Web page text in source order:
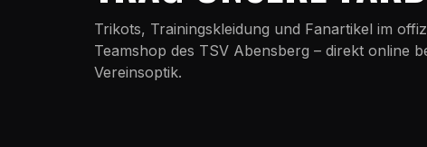
Trikots, Trainingskleidung und Fanartikel im
Teamshop des TSV Abensberg – direkt online
Vereinsoptik.